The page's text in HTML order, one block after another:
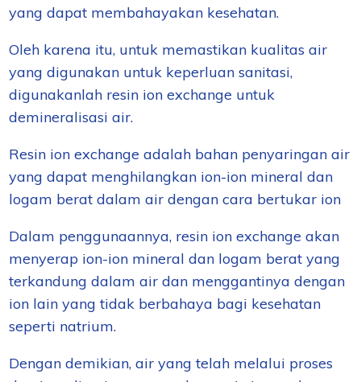
yang dapat membahayakan kesehatan.
Oleh karena itu, untuk memastikan kualitas air
yang digunakan untuk keperluan sanitasi,
digunakanlah resin ion exchange untuk
demineralisasi air.
Resin ion exchange adalah bahan penyaringan air
yang dapat menghilangkan ion-ion mineral dan
logam berat dalam air dengan cara bertukar ion
Dalam penggunaannya, resin ion exchange akan
menyerap ion-ion mineral dan logam berat yang
terkandung dalam air dan menggantinya dengan
ion lain yang tidak berbahaya bagi kesehatan
seperti natrium.
Dengan demikian, air yang telah melalui proses